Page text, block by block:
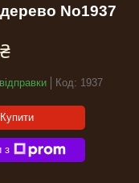
No1937
Код: 1937
Купити
з